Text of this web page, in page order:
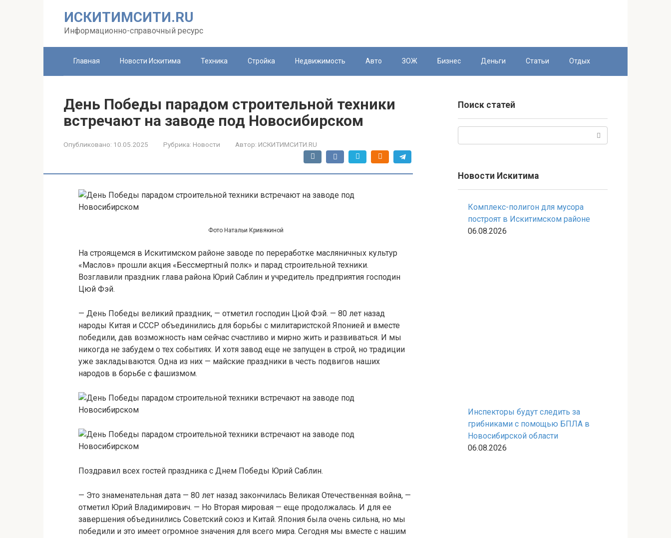
ИСКИТИМСИТИ.RU
Информационно-справочный ресурс
Главная Новости Искитима Техника Стройка Недвижимость Авто ЗОЖ Бизнес Деньги Статьи Отдых
День Победы парадом строительной техники
встречают на заводе под Новосибирском
Опубликовано: 10.05.2025 Рубрика: Новости Автор: ИСКИТИМСИТИ.RU
Фото Натальи Кривякиной
На строящемся в Искитимском районе заводе по переработке масляничных культур
«Маслов» прошли акция «Бессмертный полк» и парад строительной техники.
Возглавили праздник глава района Юрий Саблин и учредитель предприятия господин
Цюй Фэй.
— День Победы великий праздник, — отметил господин Цюй Фэй. — 80 лет назад
народы Китая и СССР объединились для борьбы с милитаристской Японией и вместе
победили, дав возможность нам сейчас счастливо и мирно жить и развиваться. И мы
никогда не забудем о тех событиях. И хотя завод еще не запущен в строй, но традиции
уже закладываются. Одна из них — майские праздники в честь подвигов наших
народов в борьбе с фашизмом.
Поздравил всех гостей праздника с Днем Победы Юрий Саблин.
— Это знаменательная дата — 80 лет назад закончилась Великая Отечественная война, —
отметил Юрий Владимирович. — Но Вторая мировая — еще продолжалась. И для ее
завершения объединились Советский союз и Китай. Япония была очень сильна, но мы
победили и это имеет огромное значения для всего мира. Сегодня мы вместе с нашим
Поиск статей
Новости Искитима
Комплекс-полигон для мусора
построят в Искитимском районе
06.08.2026
Инспекторы будут следить за
грибниками с помощью БПЛА в
Новосибирской области
06.08.2026